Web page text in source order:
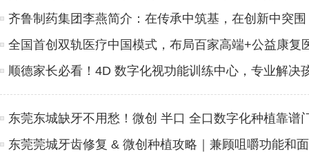
齐鲁制药集团李燕简介：在传承中筑基，在创新中突围
全国首创双轨医疗中国模式，布局百家高端+公益康复
顺德家长必看！4D 数字化视功能训练中心，专业解决
东莞东城缺牙不用愁！微创 半口 全口数字化种植靠谱
东莞莞城牙齿修复 & 微创种植攻略｜兼顾咀嚼功能和